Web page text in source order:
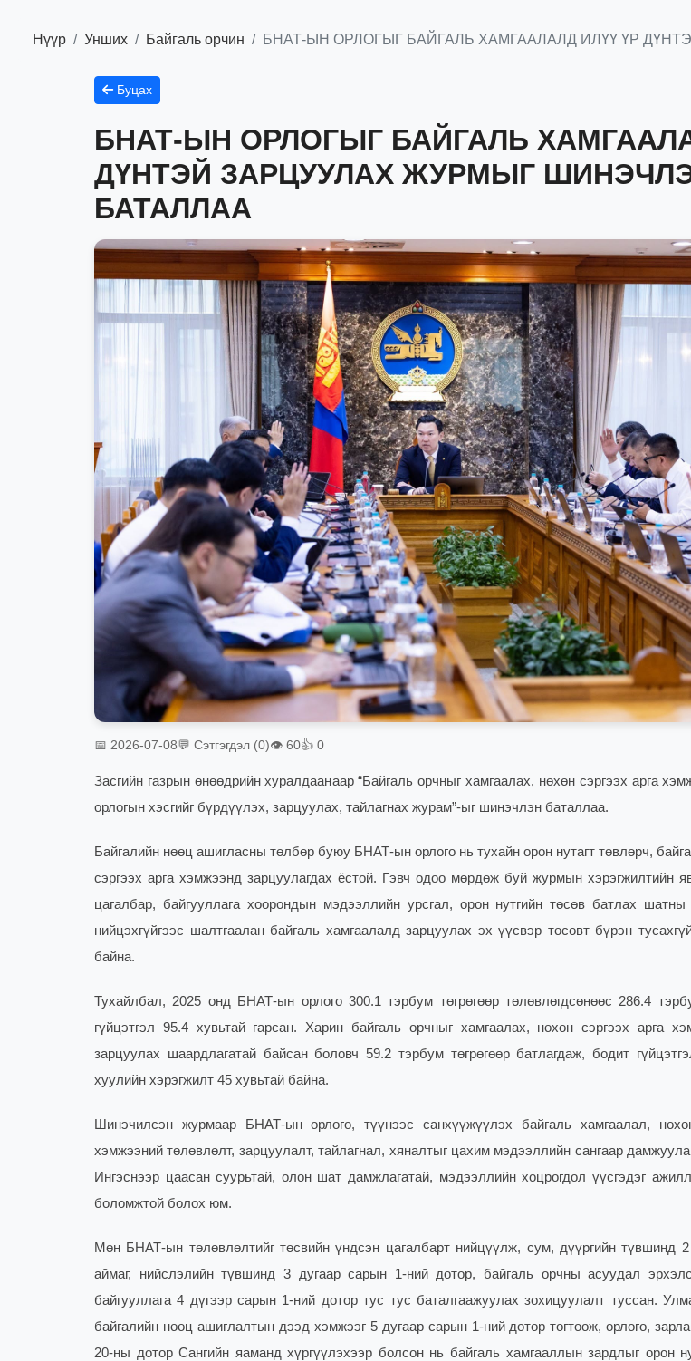
Нүүр Унших Байгаль орчин БНАТ-ЫН ОРЛОГЫГ БАЙГАЛЬ ХАМГААЛАЛД ИЛҮҮ ҮР
Буцах
БНАТ-ЫН ОРЛОГЫГ БАЙГАЛЬ
ДҮНТЭЙ ЗАРЦУУЛАХ ЖУРМЫГ
БАТАЛЛАА
📅 2026-07-08💬 Сэтгэгдэл (0)👁 60👍 0
Засгийн газрын өнөөдрийн хуралдаанаар “Байгаль орчныг хамгаалах, нөхөн сэргээх арга
орлогын хэсгийг бүрдүүлэх, зарцуулах, тайлагнах журам”-ыг шинэчлэн баталлаа.
Байгалийн нөөц ашигласны төлбөр буюу БНАТ-ын орлого нь тухайн орон нутагт төвлөрч,
сэргээх арга хэмжээнд зарцуулагдах ёстой. Гэвч одоо мөрдөж буй журмын хэрэгжилтийн
цагалбар, байгууллага хоорондын мэдээллийн урсгал, орон нутгийн төсөв батлах
нийцэхгүйгээс шалтгаалан байгаль хамгаалалд зарцуулах эх үүсвэр төсөвт бүрэн
байна.
Тухайлбал, 2025 онд БНАТ-ын орлого 300.1 тэрбум төгрөгөөр төлөвлөгдсөнөөс 286.4
гүйцэтгэл 95.4 хувьтай гарсан. Харин байгаль орчныг хамгаалах, нөхөн сэргээх арга
зарцуулах шаардлагатай байсан боловч 59.2 тэрбум төгрөгөөр батлагдаж, бодит
хуулийн хэрэгжилт 45 хувьтай байна.
Шинэчилсэн журмаар БНАТ-ын орлого, түүнээс санхүүжүүлэх байгаль хамгаалал,
хэмжээний төлөвлөлт, зарцуулалт, тайлагнал, хяналтыг цахим мэдээллийн сангаар
Ингэснээр цаасан суурьтай, олон шат дамжлагатай, мэдээллийн хоцрогдол үүсгэдэг
боломжтой болох юм.
Мөн БНАТ-ын төлөвлөлтийг төсвийн үндсэн цагалбарт нийцүүлж, сум, дүүргийн түвшинд
аймаг, нийслэлийн түвшинд 3 дугаар сарын 1-ний дотор, байгаль орчны асуудал
байгууллага 4 дүгээр сарын 1-ний дотор тус тус баталгаажуулах зохицуулалт туссан.
байгалийн нөөц ашиглалтын дээд хэмжээг 5 дугаар сарын 1-ний дотор тогтоож, орлого,
20-ны дотор Сангийн яаманд хүргүүлэхээр болсон нь байгаль хамгааллын зардлыг орон